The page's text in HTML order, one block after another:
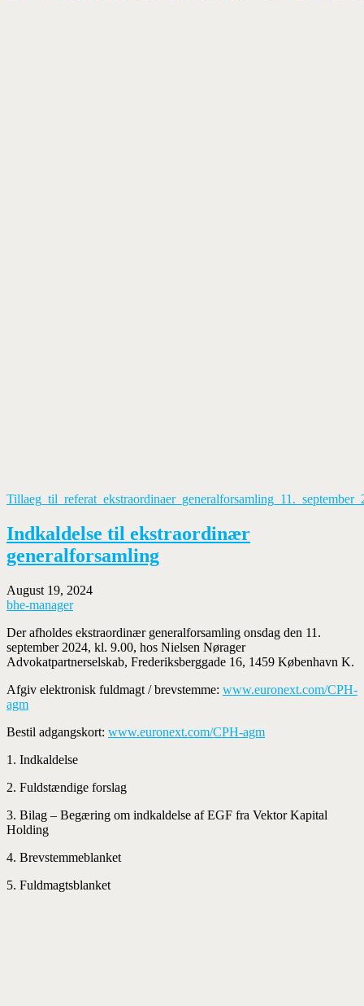
Indkaldelse til ekstraordinær
generalforsamling
August 19, 2024
bhe-manager
Der afholdes ekstraordinær generalforsamling onsdag den 11.
september 2024, kl. 9.00, hos Nielsen Nørager
Advokatpartnerselskab, Frederiksberggade 16, 1459 København K.
Afgiv elektronisk fuldmagt / brevstemme: www.euronext.com/CPH-
agm
Bestil adgangskort: www.euronext.com/CPH-agm
1. Indkaldelse
2. Fuldstændige forslag
3. Bilag – Begæring om indkaldelse af EGF fra Vektor Kapital
Holding
4. Brevstemmeblanket
5. Fuldmagtsblanket